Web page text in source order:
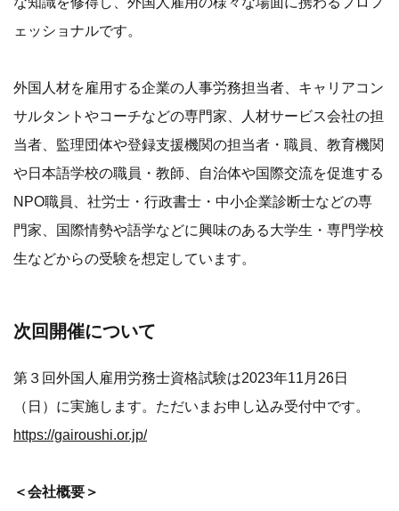
ェッショナルです。
外国人材を雇用する企業の人事労務担当者、キャリアコン
サルタントやコーチなどの専門家、人材サービス会社の担
当者、監理団体や登録支援機関の担当者・職員、教育機関
や日本語学校の職員・教師、自治体や国際交流を促進する
NPO職員、社労士・行政書士・中小企業診断士などの専
門家、国際情勢や語学などに興味のある大学生・専門学校
生などからの受験を想定しています。
次回開催について
第３回外国人雇用労務士資格試験は2023年11月26日
（日）に実施します。ただいまお申し込み受付中です。
https://gairoushi.or.jp/
＜会社概要＞